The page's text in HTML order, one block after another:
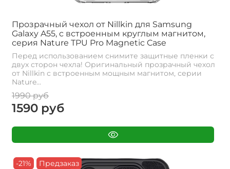
Прозрачный чехол от Nillkin для Samsung
Galaxy A55, c встроенным круглым магнитом,
серия Nature TPU Pro Magnetic Case
Перед использованием снимите защитные пленки с
двух сторон чехла! Оригинальный прозрачный чехол
от Nillkin с встроенным мощным магнитом, серии
Nature...
1990 руб
1590 руб
-21% Предзаказ